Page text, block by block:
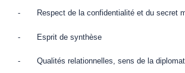
- Respect de la confidentialité et du secret
- Esprit de synthèse
- Qualités relationnelles, sens de la